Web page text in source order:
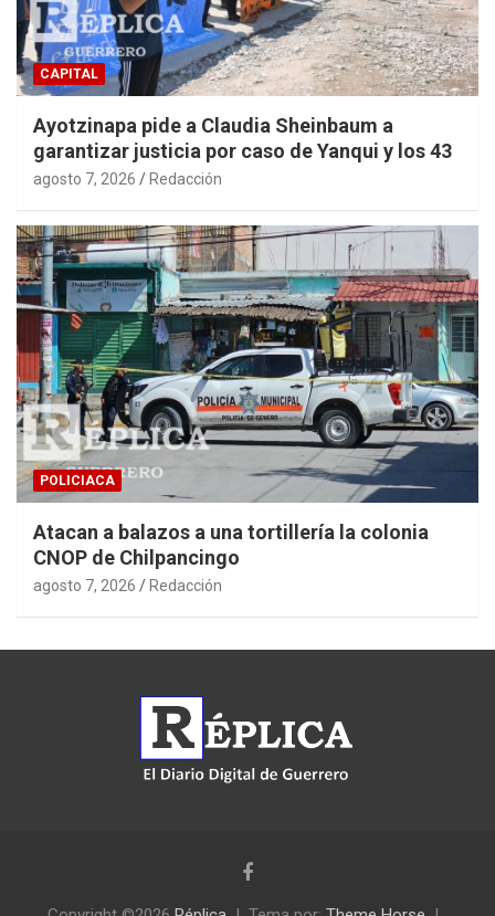
CAPITAL
Ayotzinapa pide a Claudia Sheinbaum a
garantizar justicia por caso de Yanqui y los 43
agosto 7, 2026 Redacción
POLICIACA
Atacan a balazos a una tortillería la colonia
CNOP de Chilpancingo
agosto 7, 2026 Redacción